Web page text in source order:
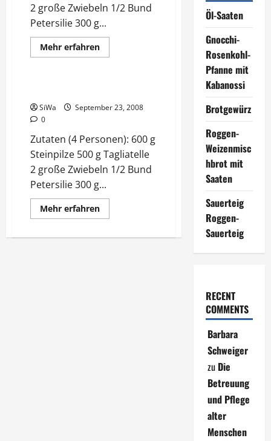
2 große Zwiebeln 1/2 Bund
Petersilie 300 g...
Mehr erfahrenMehr
Informationen
Rezepte
SiWa
September 23, 2008
0
Zutaten (4 Personen): 600 g
Steinpilze 500 g Tagliatelle
2 große Zwiebeln 1/2 Bund
Petersilie 300 g...
Mehr erfahrenMehr
Informationen
auf
Öl-Saaten
Gnocchi-
Rosenkohl-
Pfanne mit
Kabanossi
Brotgewürz
Roggen-
Weizenmisc
hbrot mit
Saaten
Sauerteig
Roggen-
Sauerteig
RECENT
COMMENTS
Barbara
Schweiger
zu Die
Betreuung
und Pflege
alter
Menschen